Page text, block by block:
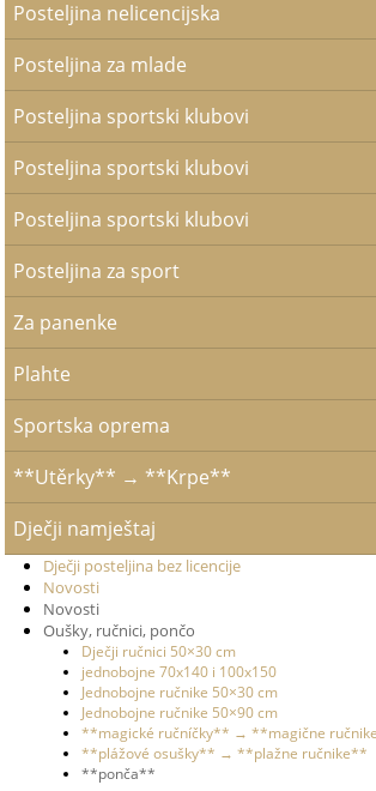
Posteljina nelicencijska
Posteljina za mlade
Posteljina sportski klubovi
Posteljina sportski klubovi
Posteljina sportski klubovi
Posteljina za sport
Za panenke
Plahte
Sportska oprema
**Utěrky** → **Krpe**
Dječji namještaj
Dječji posteljina bez licencije
Novosti
Novosti
Oušky, ručnici, pončo
Dječji ručnici 50×30 cm
jednobojne 70x140 i 100x150
Jednobojne ručnike 50×30 cm
Jednobojne ručnike 50×90 cm
**magické ručníčky** → **magične
**plážové osušky** → **plažne ručnike**
**ponča**